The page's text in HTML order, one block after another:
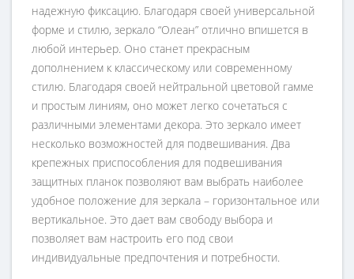
надежную фиксацию. Благодаря своей универсальной
форме и стилю, зеркало “Олеан” отлично впишется в
любой интерьер. Оно станет прекрасным
дополнением к классическому или современному
стилю. Благодаря своей нейтральной цветовой гамме
и простым линиям, оно может легко сочетаться с
различными элементами декора. Это зеркало имеет
несколько возможностей для подвешивания. Два
крепежных приспособления для подвешивания
защитных планок позволяют вам выбрать наиболее
удобное положение для зеркала – горизонтальное или
вертикальное. Это дает вам свободу выбора и
позволяет вам настроить его под свои
индивидуальные предпочтения и потребности.